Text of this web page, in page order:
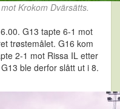
Krokom Dvärsätts.
G13 tapte 6-1 mot
trøstemålet. G16 kom
2-1 mot Rissa IL etter
ble derfor slått ut i 8.